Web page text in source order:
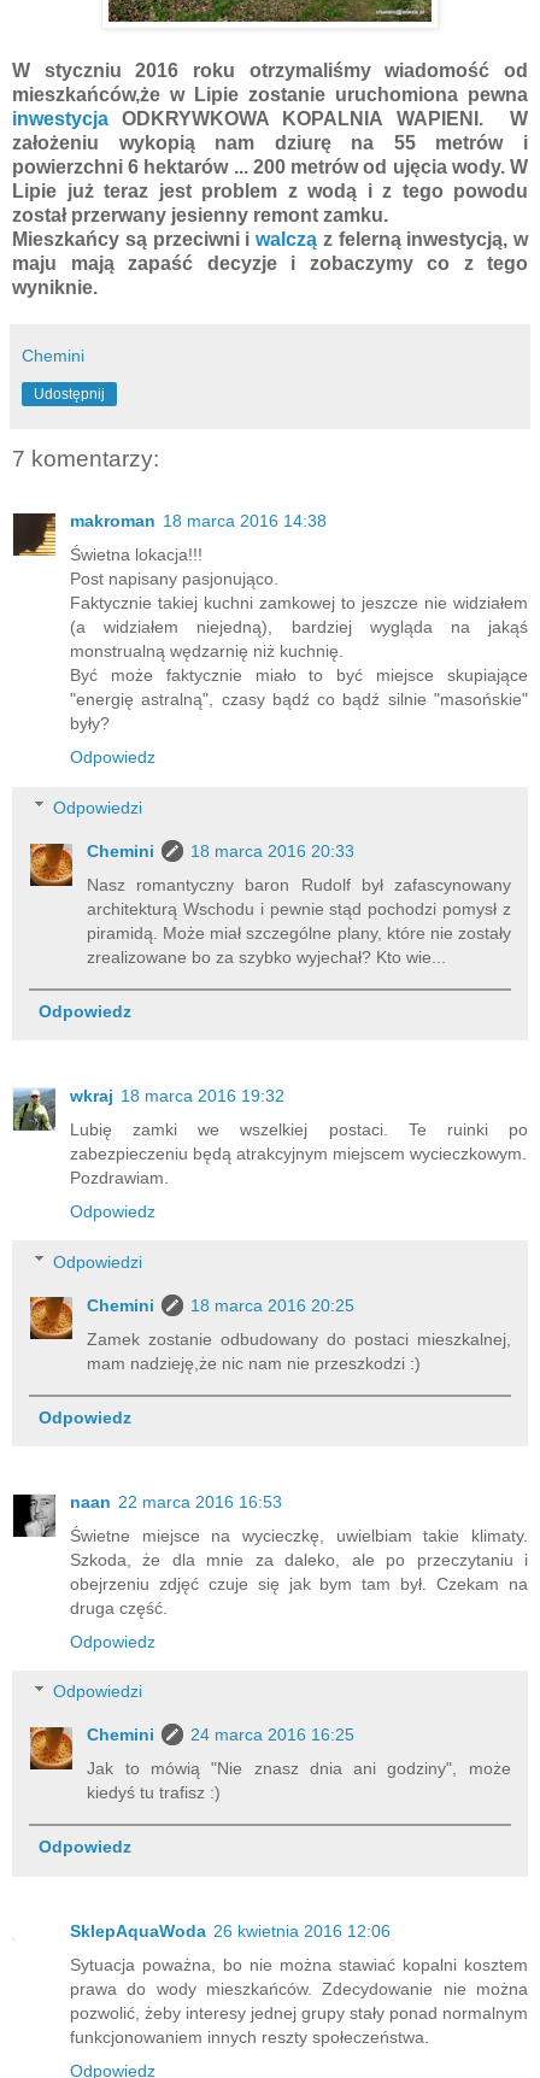
W styczniu 2016 roku otrzymaliśmy wiadomość od
mieszkańców,że w Lipie zostanie uruchomiona pewna
inwestycja ODKRYWKOWA KOPALNIA WAPIENI. W
założeniu wykopią nam dziurę na 55 metrów i
powierzchni 6 hektarów ... 200 metrów od ujęcia wody. W
Lipie już teraz jest problem z wodą i z tego powodu
został przerwany jesienny remont zamku.
Mieszkańcy są przeciwni i walczą z felerną inwestycją, w
maju mają zapaść decyzje i zobaczymy co z tego
wyniknie.
Chemini
Udostępnij
7 komentarzy:
makroman 18 marca 2016 14:38
Świetna lokacja!!!
Post napisany pasjonująco.
Faktycznie takiej kuchni zamkowej to jeszcze nie widziałem
(a widziałem niejedną), bardziej wygląda na jakąś
monstrualną wędzarnię niż kuchnię.
Być może faktycznie miało to być miejsce skupiające
"energię astralną", czasy bądź co bądź silnie "masońskie"
były?
Odpowiedz
Odpowiedzi
Chemini
18 marca 2016 20:33
Nasz romantyczny baron Rudolf był zafascynowany
architekturą Wschodu i pewnie stąd pochodzi pomysł z
piramidą. Może miał szczególne plany, które nie zostały
zrealizowane bo za szybko wyjechał? Kto wie...
Odpowiedz
wkraj 18 marca 2016 19:32
Lubię zamki we wszelkiej postaci. Te ruinki po
zabezpieczeniu będą atrakcyjnym miejscem wycieczkowym.
Pozdrawiam.
Odpowiedz
Odpowiedzi
Chemini
18 marca 2016 20:25
Zamek zostanie odbudowany do postaci mieszkalnej,
mam nadzieję,że nic nam nie przeszkodzi :)
Odpowiedz
naan 22 marca 2016 16:53
Świetne miejsce na wycieczkę, uwielbiam takie klimaty.
Szkoda, że dla mnie za daleko, ale po przeczytaniu i
obejrzeniu zdjęć czuje się jak bym tam był. Czekam na
druga część.
Odpowiedz
Odpowiedzi
Chemini
24 marca 2016 16:25
Jak to mówią "Nie znasz dnia ani godziny", może
kiedyś tu trafisz :)
Odpowiedz
SklepAquaWoda 26 kwietnia 2016 12:06
Sytuacja poważna, bo nie można stawiać kopalni kosztem
prawa do wody mieszkańców. Zdecydowanie nie można
pozwolić, żeby interesy jednej grupy stały ponad normalnym
funkcjonowaniem innych reszty społeczeństwa.
Odpowiedz